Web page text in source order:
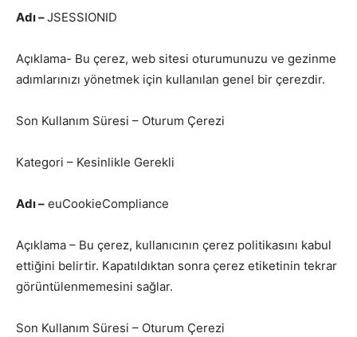
Adı –JSESSIONID
Açıklama- Bu çerez, web sitesi oturumunuzu ve gezinme
adımlarınızı yönetmek için kullanılan genel bir çerezdir.
Son Kullanım Süresi – Oturum Çerezi
Kategori – Kesinlikle Gerekli
Adı – euCookieCompliance
Açıklama – Bu çerez, kullanıcının çerez politikasını kabul
ettiğini belirtir. Kapatıldıktan sonra çerez etiketinin tekrar
görüntülenmemesini sağlar.
Son Kullanım Süresi – Oturum Çerezi